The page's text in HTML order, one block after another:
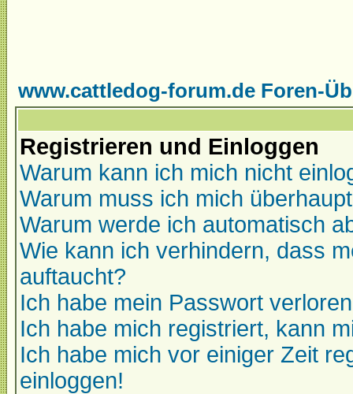
www.cattledog-forum.de Foren-
Registrieren und Einloggen
Warum kann ich mich nicht
Warum muss ich mich
Warum werde ich automatisch
Wie kann ich verhindern, dass
auftaucht?
Ich habe mein Passwort
Ich habe mich registriert, kann
Ich habe mich vor einiger Zeit
einloggen!